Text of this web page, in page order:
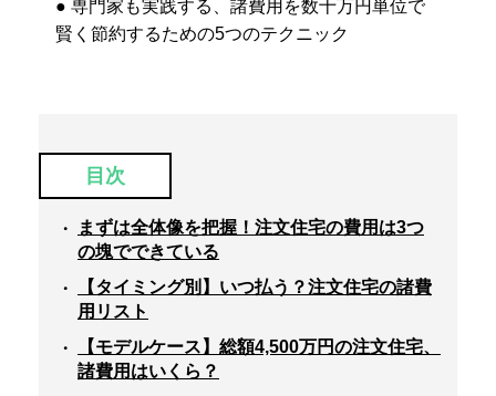
● 専門家も実践する、諸費用を数十万円単位で
賢く節約するための5つのテクニック
目次
まずは全体像を把握！注文住宅の費用は3つ
の塊でできている
【タイミング別】いつ払う？注文住宅の諸費
用リスト
【モデルケース】総額4,500万円の注文住宅、
諸費用はいくら？